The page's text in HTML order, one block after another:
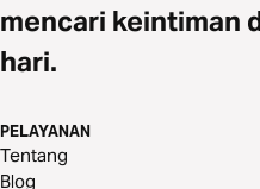
mencari keintiman
hari.
PELAYANAN
Tentang
Blog